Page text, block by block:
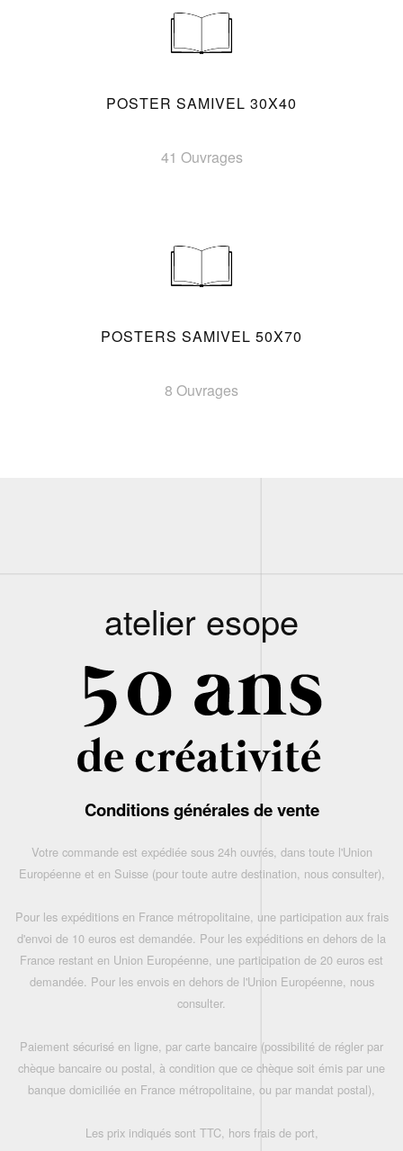
POSTER SAMIVEL 30X40
41 Ouvrages
POSTERS SAMIVEL 50X70
8 Ouvrages
atelier esope
Conditions générales de vente
Votre commande est expédiée sous 24h ouvrés, dans toute l'Union
Européenne et en Suisse (pour toute autre destination, nous consulter),
Pour les expéditions en France métropolitaine, une participation aux frais
d'envoi de 10 euros est demandée. Pour les expéditions en dehors de la
France restant en Union Européenne, une participation de 20 euros est
demandée. Pour les envois en dehors de l'Union Européenne, nous
consulter.
Paiement sécurisé en ligne, par carte bancaire (possibilité de régler par
chèque bancaire ou postal, à condition que ce chèque soit émis par une
banque domiciliée en France métropolitaine, ou par mandat postal),
Les prix indiqués sont TTC, hors frais de port,